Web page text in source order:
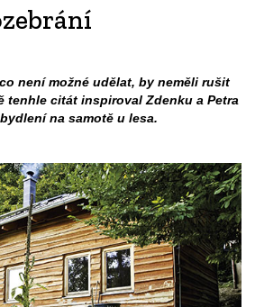
není možné udělat, by neměli rušit
tenhle citát inspiroval Zdenku a Petra
na samotě u lesa.